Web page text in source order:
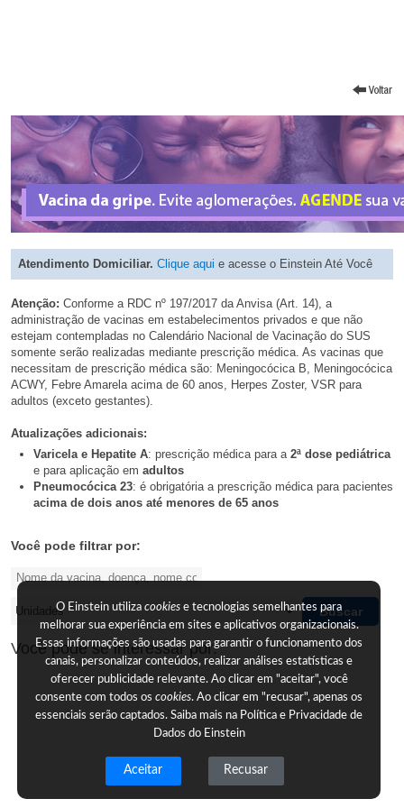
Atendimento Domiciliar. Clique aqui e acesse o Einstein Até Você
Atenção: Conforme a RDC nº 197/2017 da Anvisa (Art. 14), a
administração de vacinas em estabelecimentos privados e que não
estejam contempladas no Calendário Nacional de Vacinação do SUS
somente serão realizadas mediante prescrição médica. As vacinas que
necessitam de prescrição médica são: Meningocócica B, Meningocócica
ACWY, Febre Amarela acima de 60 anos, Herpes Zoster, VSR para
adultos (exceto gestantes).
Atualizações adicionais:
Varicela e Hepatite A: prescrição médica para a 2ª dose pediátrica
e para aplicação em adultos
Pneumocócica 23: é obrigatória a prescrição médica para pacientes
acima de dois anos até menores de 65 anos
Você pode filtrar por:
Buscar
Você pode se interessar por:
O Einstein utilizacookies e tecnologias semelhantes para
melhorar sua experiência em sites e aplicativos organizacionais.
Essas informações são usadas para garantir o funcionamento dos
canais, personalizar conteúdos, realizar análises estatísticas e
oferecer publicidade relevante. Ao clicar em "aceitar", você
consente com todos oscookies. Ao clicar em "recusar", apenas os
essenciais serão captados. Saiba mais na Política e Privacidade de
Dados do Einstein
Aceitar Recusar